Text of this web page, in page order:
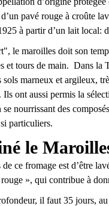
pavé rouge à croûte
à partir d’un lait local:
le maroilles doit son
et tours de main. Dans la
marneux et argileux,
ont aussi permis la
nourrissant des
particuliers.
le
ce fromage est d’être
», qui contribue à
il faut 35 jours,